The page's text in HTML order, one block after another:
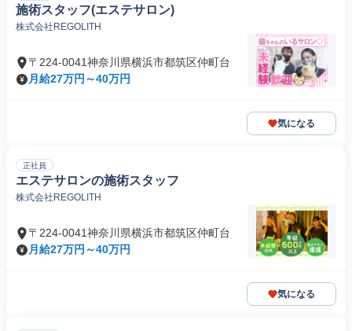
施術スタッフ(エステサロン)
株式会社REGOLITH
〒224-0041神奈川県横浜市都筑区仲町台
月給27万円～40万円
気になる
正社員
エステサロンの施術スタッフ
株式会社REGOLITH
〒224-0041神奈川県横浜市都筑区仲町台
月給27万円～40万円
気になる